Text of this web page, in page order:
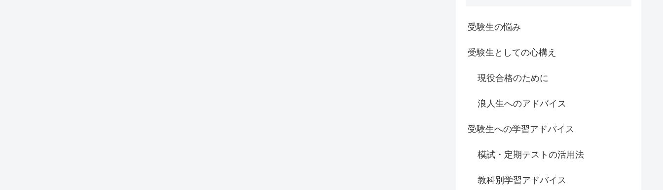
受験生の悩み
受験生としての心構え
現役合格のために
浪人生へのアドバイス
受験生への学習アドバイス
模試・定期テストの活用法
教科別学習アドバイス